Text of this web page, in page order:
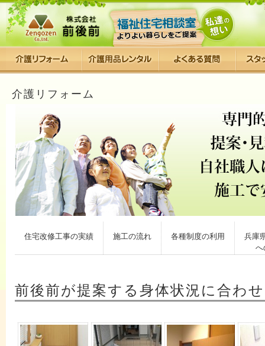
介護リフォーム
住宅改修工事の実績 施工の流れ 各種制度の利用
兵庫
へ
前後前が提案する身体状況に合わ